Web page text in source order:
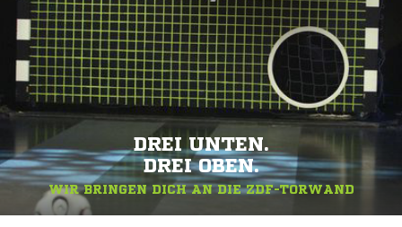
DREI UNTEN.
DREI OBEN.
WIR BRINGEN DICH AN DIE ZDF-TORWAND